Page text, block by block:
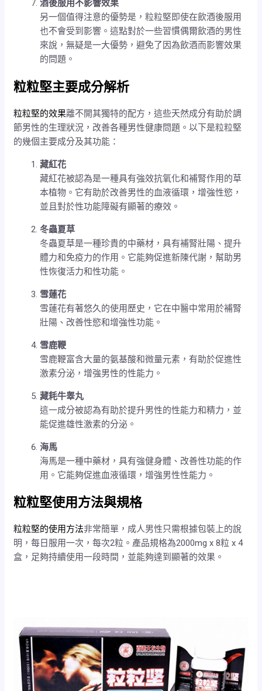
酒後服用不影響效果
另一個值得注意的優勢是，粒粒堅即使在飲酒後服用
也不會受到影響。這點對於一些習慣偶爾飲酒的男性
來說，無疑是一大優勢，避免了因為飲酒而影響效果
的問題。
粒粒堅主要成分解析
粒粒堅的效果離不開其獨特的配方，這些天然成分有助於調
節男性的生理狀況，改善各種男性健康問題。以下是粒粒堅
的幾個主要成分及其功能：
藏紅花
藏紅花被認為是一種具有強效抗氧化和補腎作用的草
本植物。它有助於改善男性的血液循環，增強性慾，
並且對於性功能障礙有顯著的療效。
冬蟲夏草
冬蟲夏草是一種珍貴的中藥材，具有補腎壯陽、提升
體力和免疫力的作用。它能夠促進新陳代謝，幫助男
性恢復活力和性功能。
雪蓮花
雪蓮花有著悠久的使用歷史，它在中醫中常用於補腎
壯陽、改善性慾和增強性功能。
雪鹿鞭
雪鹿鞭富含大量的氨基酸和微量元素，有助於促進性
激素分泌，增強男性的性能力。
藏耗牛睾丸
這一成分被認為有助於提升男性的性能力和精力，並
能促進雄性激素的分泌。
海馬
海馬是一種中藥材，具有強健身體、改善性功能的作
用。它能夠促進血液循環，增強男性性能力。
粒粒堅使用方法與規格
粒粒堅的使用方法非常簡單，成人男性只需根據包裝上的說
明，每日服用一次，每次2粒。產品規格為2000mg x 8粒 x 4
盒，足夠持續使用一段時間，並能夠達到顯著的效果。